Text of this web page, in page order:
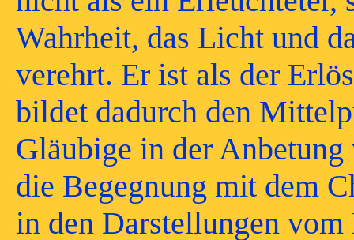
Wahrheit, das Licht und
verehrt. Er ist als der
bildet dadurch den
Gläubige in der
die Begegnung mit dem
in den Darstellungen vom